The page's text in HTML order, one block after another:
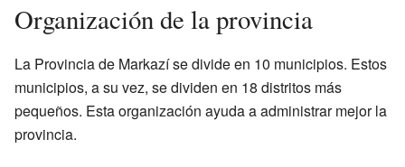
Organización de la provincia
La Provincia de Markazí se divide en 10 municipios. Estos
municipios, a su vez, se dividen en 18 distritos más
pequeños. Esta organización ayuda a administrar mejor la
provincia.